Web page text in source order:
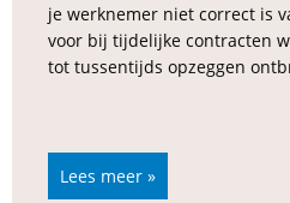
je werknemer niet correct is
voor bij tijdelijke contracten
tot tussentijds opzeggen
Lees meer »